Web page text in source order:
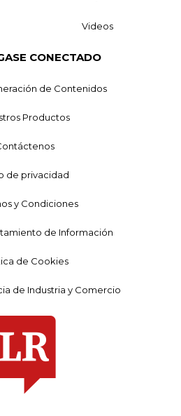
Videos
CONECTADO
de Contenidos
Productos
de privacidad
y Condiciones
de Información
de Cookies
de Industria y Comercio